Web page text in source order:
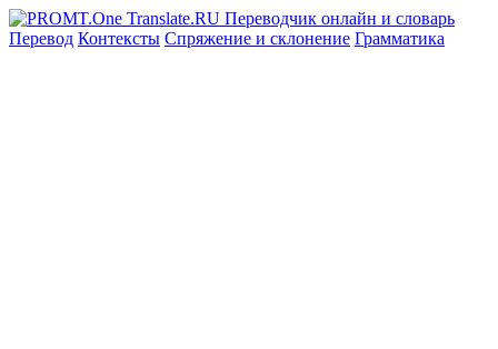
Перевод Контексты Спряжение и склонение Грамматика